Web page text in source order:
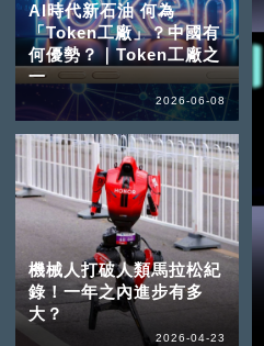
AI時代新石油 何為
「Token工廠」？中國有
何優勢？｜Token工廠之
一
2026-06-08
機械人打破人類馬拉松紀
錄！一年之內進步有多
大？
2026-04-23